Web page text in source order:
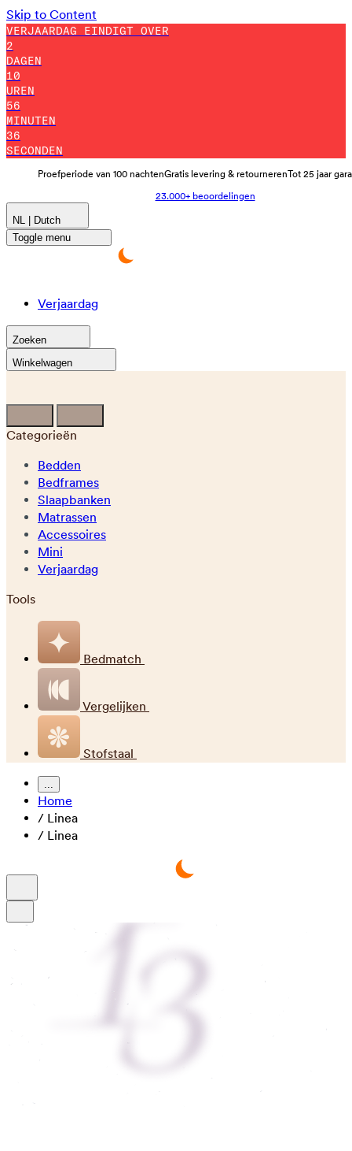
Skip to Content
VERJAARDAG EINDIGT OVER
2
DAGEN
10
UREN
56
MINUTEN
25
SECONDEN
Proefperiode van 100 nachtenGratis levering & retournerenTot 25 jaar
23.000+ beoordelingen
NL | Dutch
Toggle menu
Verjaardag
Zoeken
Winkelwagen
Categorieën
Bedden
Bedframes
Slaapbanken
Matrassen
Accessoires
Mini
Verjaardag
Tools
Bedmatch
Vergelijken
Stofstaal
...
Home
/ Linea
/ Linea